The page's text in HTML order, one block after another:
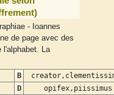
- Ioannes
de page avec des
l'alphabet. La
B
D
opifex,piissimus